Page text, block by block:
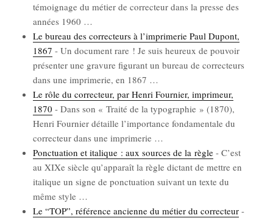
témoi­gnage du métier de cor­rec­teur dans la presse des
années 1960 …
Le bureau des cor­rec­teurs à l’imprimerie Paul Dupont,
1867 - Un docu­ment rare ! Je suis heu­reux de pou­voir
pré­sen­ter une gra­vure figu­rant un bureau de cor­rec­teurs
dans une impri­me­rie, en 1867 …
Le rôle du cor­rec­teur, par Hen­ri Four­nier, impri­meur,
1870 - Dans son « Trai­té de la typo­gra­phie » (1870),
Hen­ri Four­nier détaille l’im­por­tance fon­da­men­tale du
cor­rec­teur dans une impri­me­rie …
Ponc­tua­tion et ita­lique : aux sources de la règle - C’est
au XIXe siècle qu’ap­pa­raît la règle dic­tant de mettre en
ita­lique un signe de ponc­tua­tion sui­vant un texte du
même style …
Le “TOP”, réfé­rence ancienne du métier du cor­rec­teur -